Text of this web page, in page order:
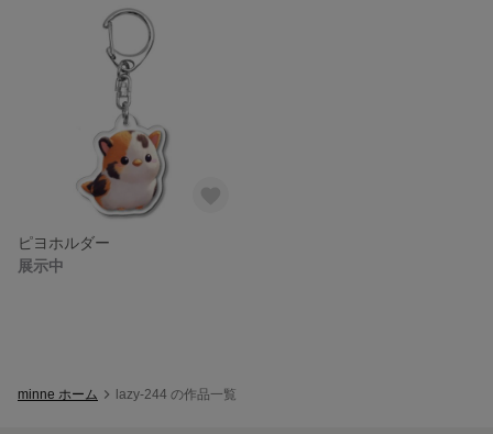
ピヨホルダー
展示中
minne ホーム lazy-244 の作品一覧